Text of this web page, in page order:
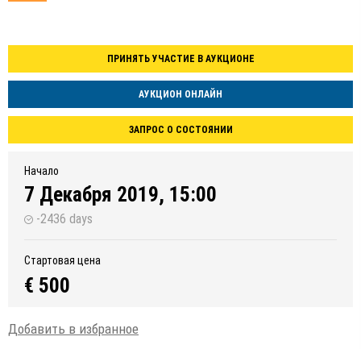
ПРИНЯТЬ УЧАСТИЕ В АУКЦИОНЕ
АУКЦИОН ОНЛАЙН
ЗАПРОС О СОСТОЯНИИ
Начало
7 Декабря 2019, 15:00
-2436 days
Стартовая цена
€ 500
Добавить в избранное